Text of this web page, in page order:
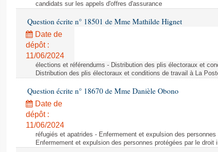
candidats sur les appels d'offres d'assurance
Question écrite n° 18501 de Mme Mathilde Hignet
Date de
dépôt :
11/06/2024
élections et référendums - Distribution des plis électoraux et
Distribution des plis électoraux et conditions de travail à La
Question écrite n° 18670 de Mme Danièle Obono
Date de
dépôt :
11/06/2024
réfugiés et apatrides - Enfermement et expulsion des
Enfermement et expulsion des personnes protégées par le droit